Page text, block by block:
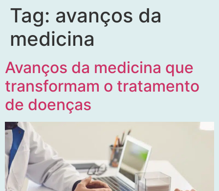
Tag: avanços da
medicina
Avanços da medicina que
transformam o tratamento
de doenças